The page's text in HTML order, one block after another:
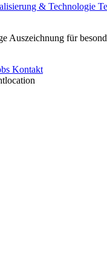
& Technologie
für
Kontakt